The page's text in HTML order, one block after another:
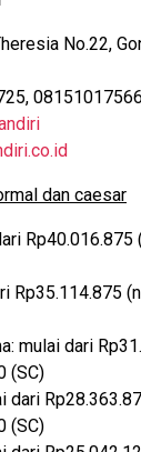
No.22,
dan caesar
Rp40.016.875
Rp35.114.875
mulai dari
(SC)
dari
(SC)